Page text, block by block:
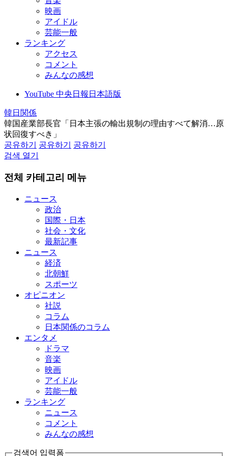
映画
アイドル
芸能一般
ランキング
アクセス
コメント
みんなの感想
YouTube 中央日報日本語版
韓日関係
韓国産業部長官「日本主張の輸出規制の理由すべて解消…原
状回復すべき」
공유하기
공유하기
공유하기
검색 열기
전체 카테고리 메뉴
ニュース
政治
国際・日本
社会・文化
最新記事
ニュース
経済
北朝鮮
スポーツ
オピニオン
社説
コラム
日本関係のコラム
エンタメ
ドラマ
音楽
映画
アイドル
芸能一般
ランキング
ニュース
コメント
みんなの感想
검색어 입력폼